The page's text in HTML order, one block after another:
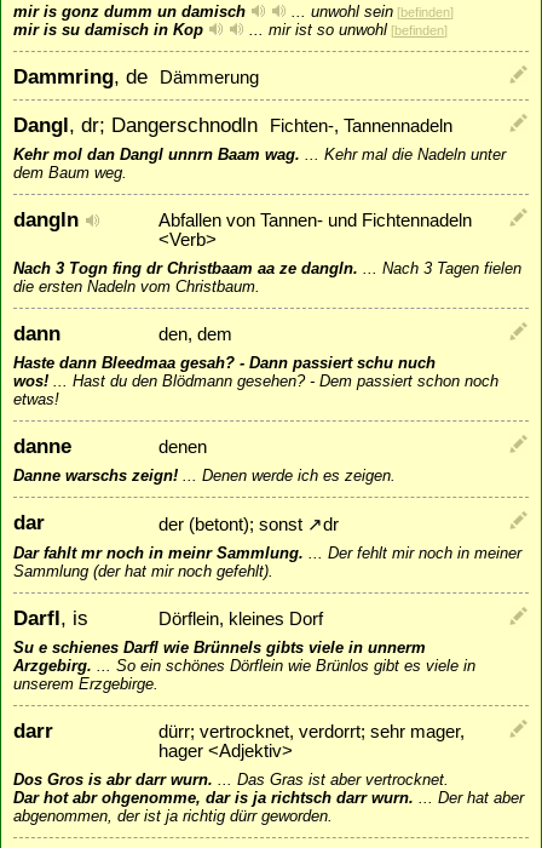
mir is gonz dumm un damisch unwohl sein [befinden]
mir is su damisch in Kop mir ist so unwohl [befinden]
Dammring, de Dämmerung
Dangl, dr; Dangerschnodln Fichten-, Tannennadeln
Kehr mol dan Dangl unnrn Baam wag.
Kehr mal die Nadeln unter
dem Baum weg.
dangln
Abfallen von Tannen- und Fichtennadeln
<Verb>
Nach 3 Togn fing dr Christbaam aa ze dangln.
Nach 3 Tagen fielen
die ersten Nadeln vom Christbaum.
dann den, dem
Haste dann Bleedmaa gesah? - Dann passiert schu nuch
wos!
Hast du den Blödmann gesehen? - Dem passiert schon noch
etwas!
danne denen
Danne warschs zeign! Denen werde ich es zeigen.
dar der (betont); sonst ↗dr
Dar fahlt mr noch in meinr Sammlung.
Der fehlt mir noch in meiner
Sammlung (der hat mir noch gefehlt).
Darfl, is Dörflein, kleines Dorf
Su e schienes Darfl wie Brünnels gibts viele in unnerm
Arzgebirg.
So ein schönes Dörflein wie Brünlos gibt es viele in
unserem Erzgebirge.
darr
dürr; vertrocknet, verdorrt; sehr mager,
hager <Adjektiv>
Dos Gros is abr darr wurn.
Das Gras ist aber vertrocknet.
Dar hot abr ohgenomme, dar is ja richtsch darr wurn.
Der hat aber
abgenommen, der ist ja richtig dürr geworden.